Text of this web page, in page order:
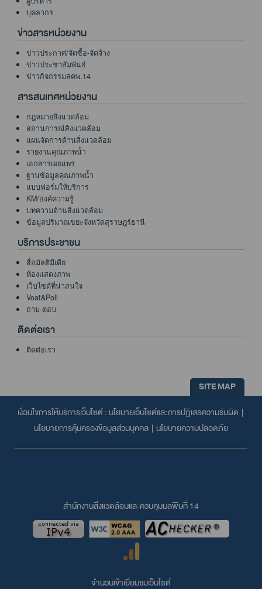
บุคลากร
ข่าวสารหน่วยงาน
ข่าวประกาศ/จัดซื้อ-จัดจ้าง
ข่าวประชาสัมพันธ์
ข่าวกิจกรรมสคพ.14
สารสนเทศหน่วยงาน
กฎหมายสิ่งแวดล้อม
สถานการณ์สิงแวดล้อม
แผนจัดการด้านสิ่งแวดล้อม
รายงานคุณภาพน้ำ
เอกสารเผยแพร่
ฐานข้อมูลคุณภาพน้ำ
แบบฟอร์มให้บริการ
KM/องค์ความรู้
บทความด้านสิ่งแวดล้อม
ข้อมูลปริมาณขยะจังหวัดสุราษฎร์ธานี
บริการประชาชน
สื่อมัลติมีเดีย
ห้องแสดงภาพ
เว็บไซต์ที่น่าสนใจ
Voat&Poll
ถาม-ตอบ
ติดต่อเรา
ติดต่อเรา
SITE MAP
เงื่อนไขการให้บริการเว็บไซต์ : นโยบายเว็บไซต์และการปฏิเสธความรับผิด |
นโยบายการคุ้มครองข้อมูลส่วนบุคคล | นโยบายความปลอดภัย
สำนักงานสิ่งแวดล้อมและควบคุมมลพิษที่ 14
จำนวนเข้าเยี่ยมชมเว็บไซต์